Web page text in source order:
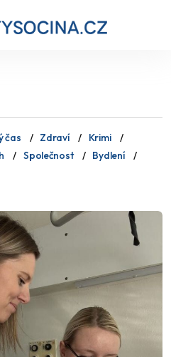
čas Zdraví
Krimi
Společnost
Bydlení